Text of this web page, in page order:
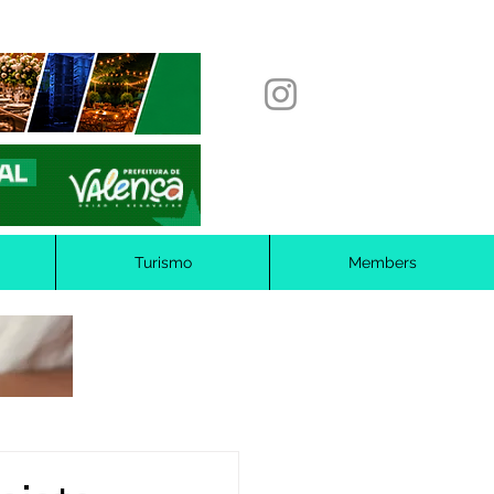
Turismo Members